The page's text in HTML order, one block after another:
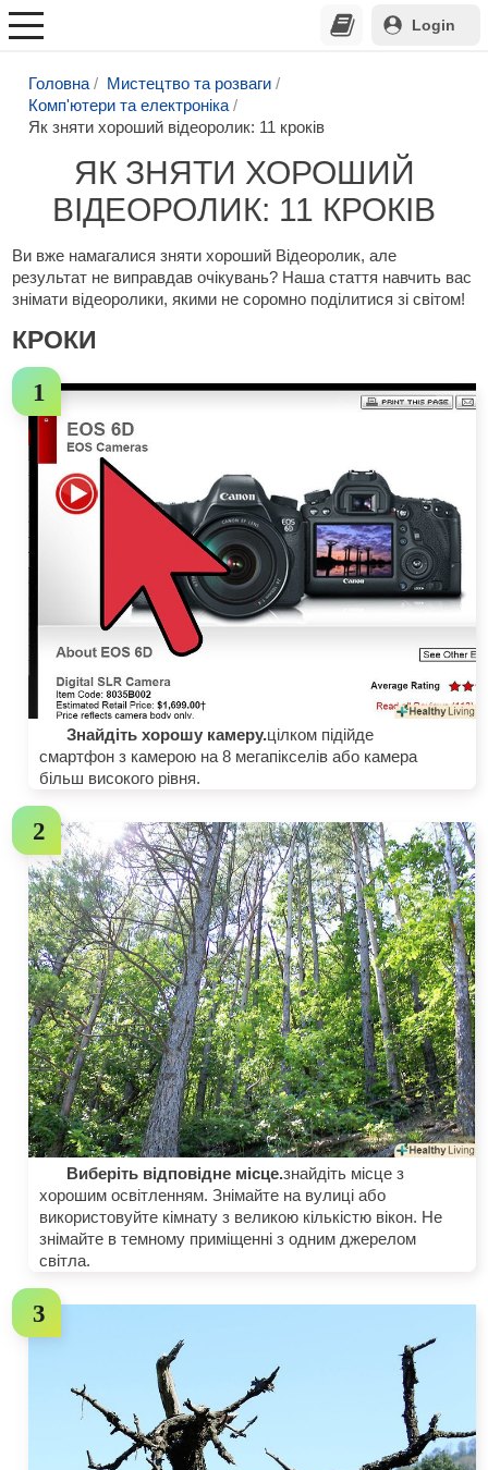
Login
Головна
Мистецтво та розваги
Комп'ютери та електроніка
Як зняти хороший відеоролик: 11 кроків
ЯК ЗНЯТИ ХОРОШИЙ
ВІДЕОРОЛИК: 11 КРОКІВ
Ви вже намагалися зняти хороший Відеоролик, але
результат не виправдав очікувань? Наша стаття навчить вас
знімати відеоролики, якими не соромно поділитися зі світом!
КРОКИ
Знайдіть хорошу камеру.цілком підійде
смартфон з камерою на 8 мегапікселів або камера
більш високого рівня.
Виберіть відповідне місце.знайдіть місце з
хорошим освітленням. Знімайте на вулиці або
використовуйте кімнату з великою кількістю вікон. Не
знімайте в темному приміщенні з одним джерелом
світла.